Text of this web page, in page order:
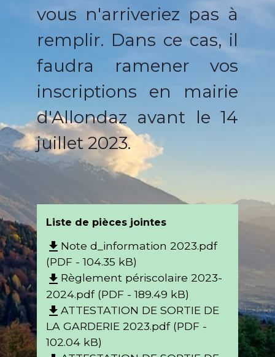
vous n'arriveriez pas à
remplir. Dans ce cas, il
faudra ramener vos
inscriptions en mairie
d'Allondaz avant le 14
juillet 2023.
Liste de pièces jointes
file_download Note d_information 2023.pdf
(PDF - 104.35 kB)
file_download Règlement périscolaire 2023-
2024.pdf (PDF - 189.49 kB)
file_download ATTESTATION DE SORTIE DE
LA GARDERIE 2023.pdf (PDF -
102.04 kB)